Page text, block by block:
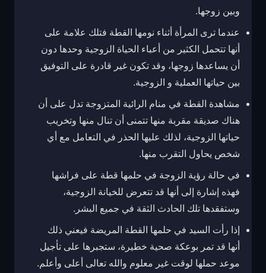
وبين زوجها.
عندما ترى المرأة أثناء نومها القطة فتلك علامة على
أنها تتحمل الكثير من أعباء الحياة الزوجية وحدها دون
أن يساعدها زوجها، وقد تكون غير قادرة على التوفيق
بين حياتها العملية و الزوجية.
مشاهدة القطة في منام الرائية المتزوجة تدل على أن
هناك صديقة مقربة منها تتمنى أن تنال منها وتخريب
حياتها الزوجية، لذلك عليها الحذر في التعامل مع أي
شخص يحاول التقرب منها.
في حالة رؤية الزوجة في حلمها قطة على فراشها
فهذه إشارة إلى أنها قد تتعرض للخيانة الزوجية،
وستفقدها تلك الحادث الثقة في جميع البشر.
إذا رأت السيد في حلمها القطة المريضة فيعني ذلك
أنها قد تمر بوعكة صحية خطيرة، ستجبرها على تأجيل
موعد حملها لوقت غير معلوم والله تعالى أعلى وأعلم.